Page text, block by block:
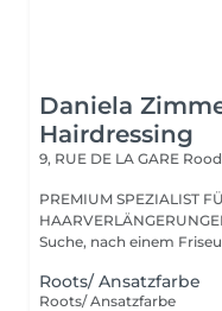
Daniela
Hairdressing
9, RUE DE LA GARE
PREMIUM SPEZIALIST
Roots/ Ansatzfarbe
Roots/ Ansatzfarbe